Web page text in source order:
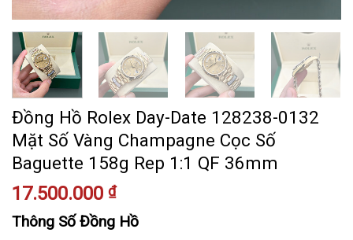
Đồng Hồ Rolex Day-Date 128238-0132
Mặt Số Vàng Champagne Cọc Số
Baguette 158g Rep 1:1 QF 36mm
17.500.000 ₫
Thông Số Đồng Hồ